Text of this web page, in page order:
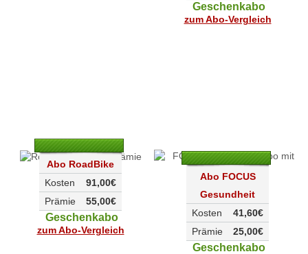
Geschenkabo
zum Abo-Vergleich
Abo RoadBike
91,00€
Kosten
55,00€
Prämie
Geschenkabo
zum Abo-Vergleich
Abo FOCUS
Gesundheit
41,60€
Kosten
25,00€
Prämie
Geschenkabo